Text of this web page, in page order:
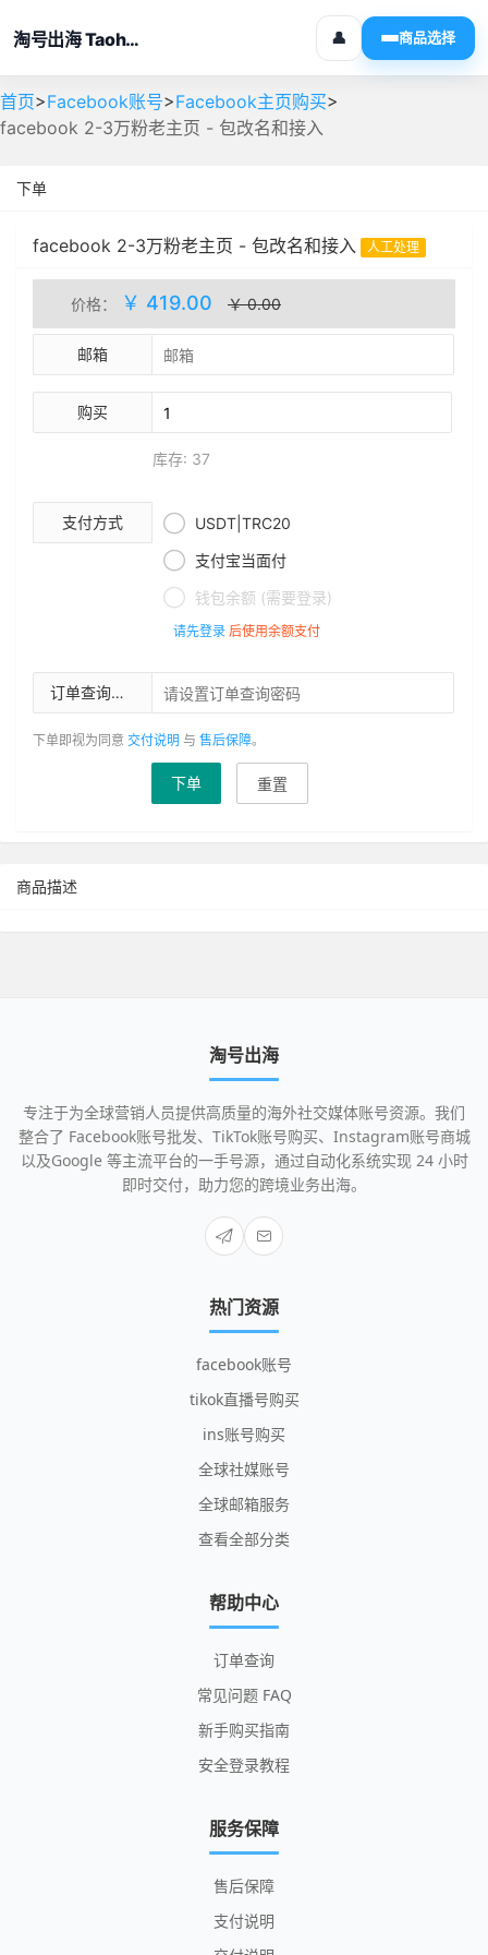
淘号出海 Taohaochuhai 👤 商品选择
首页>Facebook账号>Facebook主页购买>
facebook 2-3万粉老主页 - 包改名和接入
下单
facebook 2-3万粉老主页 - 包改名和接入 人工处理
库存(37)
价格： ￥ 419.00 ￥ 0.00
邮箱
购买
库存: 37
支付方式  USDT|TRC20
 支付宝当面付
 钱包余额 (需要登录)
请先登录 后使用余额支付
订单查询密码
下单即视为同意 交付说明 与 售后保障。
下单 重置
商品描述
淘号出海
专注于为全球营销人员提供高质量的海外社交媒体账号资源。我们
整合了 Facebook账号批发、TikTok账号购买、Instagram账号商城
以及Google 等主流平台的一手号源，通过自动化系统实现 24 小时
即时交付，助力您的跨境业务出海。
热门资源
facebook账号
tikok直播号购买
ins账号购买
全球社媒账号
全球邮箱服务
查看全部分类
帮助中心
订单查询
常见问题 FAQ
新手购买指南
安全登录教程
服务保障
售后保障
支付说明